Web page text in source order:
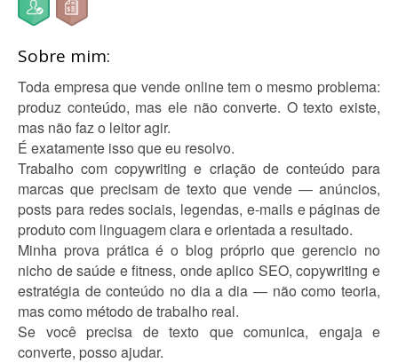
Sobre mim:
Toda empresa que vende online tem o mesmo problema:
produz conteúdo, mas ele não converte. O texto existe,
mas não faz o leitor agir.
É exatamente isso que eu resolvo.
Trabalho com copywriting e criação de conteúdo para
marcas que precisam de texto que vende — anúncios,
posts para redes sociais, legendas, e-mails e páginas de
produto com linguagem clara e orientada a resultado.
Minha prova prática é o blog próprio que gerencio no
nicho de saúde e fitness, onde aplico SEO, copywriting e
estratégia de conteúdo no dia a dia — não como teoria,
mas como método de trabalho real.
Se você precisa de texto que comunica, engaja e
converte, posso ajudar.